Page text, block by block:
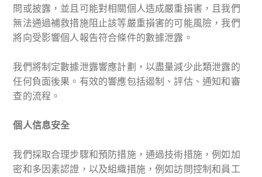
問或披露，並且可能對相關個人造成嚴重損害，且我們
無法通過補救措施阻止該等嚴重損害的可能風險，我們
將向受影響個人報告符合條件的數據泄露。
我們將制定數據泄露響應計劃，以盡量減少此類泄露的
任何負面後果。有效的響應包括遏制、評估、通知和審
查的流程。
個人信息安全
我們採取合理步驟和預防措施，通過技術措施，例如加
密和多因素認證，以及組織措施，例如訪問控制和員工